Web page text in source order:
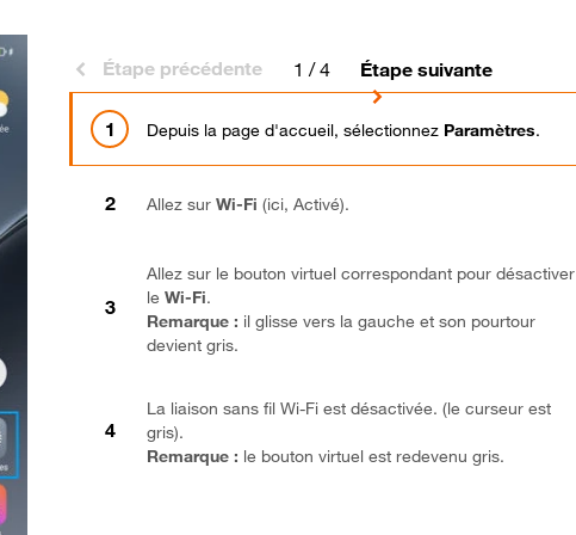
Étape précédente 1 / 4 Étape suivante
Depuis la page d'accueil, sélectionnez Paramètres.
Allez surWi-Fi (ici, Activé).
Allez sur le bouton virtuel correspondant pour désactiver
le Wi-Fi.
Remarque : il glisse vers la gauche et son pourtour
devient gris.
La liaison sans fil Wi-Fi est désactivée. (le curseur est
gris).
Remarque : le bouton virtuel est redevenu gris.